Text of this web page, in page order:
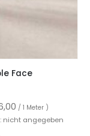
Face
/ 1 Meter )
nicht angegeben